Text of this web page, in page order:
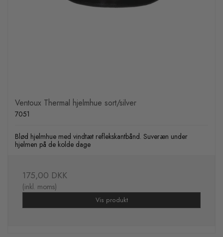
Ventoux Thermal hjelmhue sort/silver
7051
Blød hjelmhue med vindtæt reflekskantbånd. Suveræn under
hjelmen på de kolde dage
175,00 DKK
(inkl. moms)
Vis produkt